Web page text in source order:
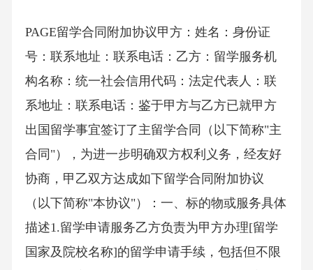
PAGE留学合同附加协议 甲方：姓名：身份证
号：联系地址：联系电话：乙方：留学服务机
构名称：统一社会信用代码：法定代表人：联
系地址：联系电话：鉴于甲方与乙方已就甲方
出国留学事宜签订了主留学合同（以下简称"主
合同"），为进一步明确双方权利义务，经友好
协商，甲乙双方达成如下留学合同附加协议
（以下简称"本协议"）：一、标的物或服务具体
描述1.留学申请服务乙方负责为甲方办理[留学
国家及院校名称]的留学申请手续，包括但不限